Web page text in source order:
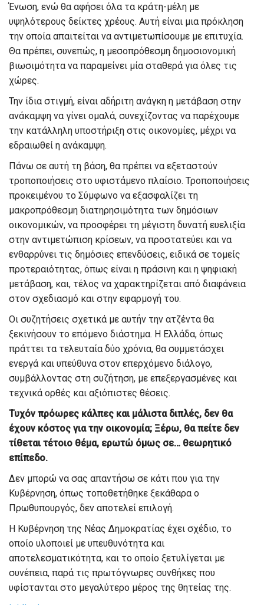
Ένωση, ενώ θα αφήσει όλα τα κράτη-μέλη με
υψηλότερους δείκτες χρέους. Αυτή είναι μια πρόκληση
την οποία απαιτείται να αντιμετωπίσουμε με επιτυχία.
Θα πρέπει, συνεπώς, η μεσοπρόθεσμη δημοσιονομική
βιωσιμότητα να παραμείνει μία σταθερά για όλες τις
χώρες.
Την ίδια στιγμή, είναι αδήριτη ανάγκη η μετάβαση στην
ανάκαμψη να γίνει ομαλά, συνεχίζοντας να παρέχουμε
την κατάλληλη υποστήριξη στις οικονομίες, μέχρι να
εδραιωθεί η ανάκαμψη.
Πάνω σε αυτή τη βάση, θα πρέπει να εξεταστούν
τροποποιήσεις στο υφιστάμενο πλαίσιο. Τροποποιήσεις
προκειμένου το Σύμφωνο να εξασφαλίζει τη
μακροπρόθεσμη διατηρησιμότητα των δημόσιων
οικονομικών, να προσφέρει τη μέγιστη δυνατή ευελιξία
στην αντιμετώπιση κρίσεων, να προστατεύει και να
ενθαρρύνει τις δημόσιες επενδύσεις, ειδικά σε τομείς
προτεραιότητας, όπως είναι η πράσινη και η ψηφιακή
μετάβαση, και, τέλος να χαρακτηρίζεται από διαφάνεια
στον σχεδιασμό και στην εφαρμογή του.
Οι συζητήσεις σχετικά με αυτήν την ατζέντα θα
ξεκινήσουν το επόμενο διάστημα. Η Ελλάδα, όπως
πράττει τα τελευταία δύο χρόνια, θα συμμετάσχει
ενεργά και υπεύθυνα στον επερχόμενο διάλογο,
συμβάλλοντας στη συζήτηση, με επεξεργασμένες και
τεχνικά ορθές και αξιόπιστες θέσεις.
Τυχόν πρόωρες κάλπες και μάλιστα διπλές, δεν θα
έχουν κόστος για την οικονομία; Ξέρω, θα πείτε δεν
τίθεται τέτοιο θέμα, ερωτώ όμως σε… θεωρητικό
επίπεδο.
Δεν μπορώ να σας απαντήσω σε κάτι που για την
Κυβέρνηση, όπως τοποθετήθηκε ξεκάθαρα ο
Πρωθυπουργός, δεν αποτελεί επιλογή.
Η Κυβέρνηση της Νέας Δημοκρατίας έχει σχέδιο, το
οποίο υλοποιεί με υπευθυνότητα και
αποτελεσματικότητα, και το οποίο ξετυλίγεται με
συνέπεια, παρά τις πρωτόγνωρες συνθήκες που
υφίστανται στο μεγαλύτερο μέρος της θητείας της.